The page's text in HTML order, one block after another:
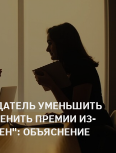
УМЕНЬШИТЬ
ПРЕМИИ ИЗ-
ОБЪЯСНЕНИЕ